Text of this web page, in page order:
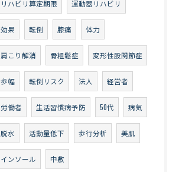
リハビリ算定期限 運動器リハビリ
効果 転倒 膝痛 体力
肩こり解消 骨粗鬆症 変形性股関節症
歩幅 転倒リスク 法人 経営者
労働者 生活習慣病予防 50代 病気
脱水 活動量低下 歩行分析 美肌
インソール 中敷